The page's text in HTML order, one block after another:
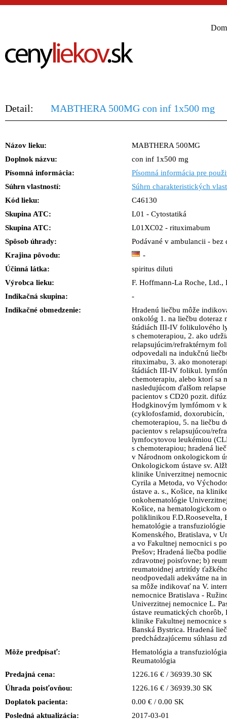
Detail: MABTHERA 500MG con inf 1x500 mg
Názov lieku:
MABTHERA 500MG
Doplnok názvu:
con inf 1x500 mg
Písomná informácia:
Písomná informácia pre
Súhrn vlastností:
Súhrn charakteristických
Kód lieku:
C46130
Skupina ATC:
L01 - Cytostatiká
Skupina ATC:
L01XC02 - rituximabum
Spôsob úhrady:
Podávané v ambulancii - bez
Krajina pôvodu:
-
Účinná látka:
spiritus diluti
Výrobca lieku:
F. Hoffmann-La Roche, Ltd.,
Indikačná skupina:
-
Indikačné obmedzenie:
Hradenú liečbu môže
onkológ 1. na liečbu doteraz
štádiách III-IV folikulového
s chemoterapiou, 2. ako
relapsujúcim/refraktérnym
odpovedali na indukčnú
rituximabu, 3. ako
štádiách III-IV folikul.
chemoterapiu, alebo ktorí sa
nasledujúcom ďalšom
pacientov s CD20 pozit.
Hodgkinovým lymfómom v
(cyklofosfamid,
chemoterapiou, 5. na liečbu
pacientov s relapsujúcou/
lymfocytovou leukémiou
s chemoterapiou; hradená
v Národnom onkologickom
Onkologickom ústave sv.
klinike Univerzitnej
Cyrila a Metoda, vo
ústave a. s., Košice, na
onkohematológie
Košice, na hematologickom
poliklinikou F.D.Roosevelta,
hematológie a
Komenského, Bratislava, v
a vo Fakultnej nemocnici s
Prešov; Hradená liečba
zdravotnej poisťovne; b)
reumatoidnej artritídy
neodpovedali adekvátne na
sa môže indikovať na V.
nemocnice Bratislava -
Univerzitnej nemocnice L.
ústave reumatických chorôb,
klinike Fakultnej nemocnice
Banská Bystrica. Hradená
predchádzajúcemu súhlasu
Môže predpísať:
Hematológia a
Reumatológia
Predajná cena:
1226.16 € / 36939.30 SK
Úhrada poisťovňou:
1226.16 € / 36939.30 SK
Doplatok pacienta:
0.00 € / 0.00 SK
Posledná aktualizácia:
2017-03-01